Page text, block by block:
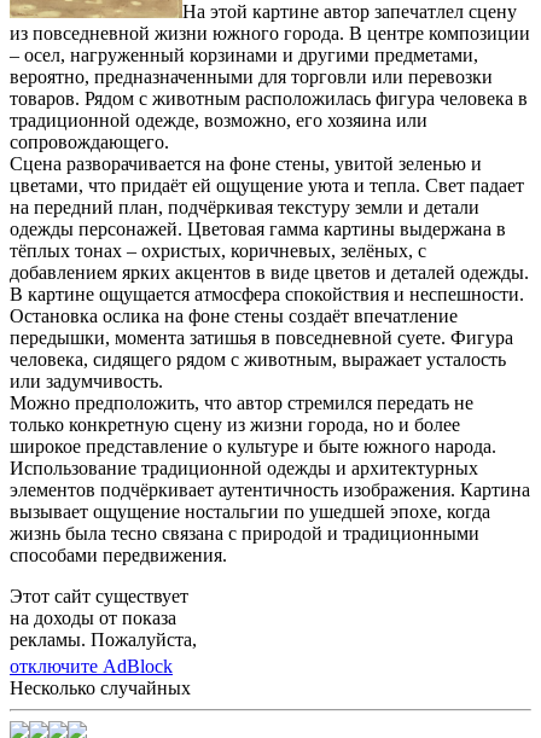
На этой картине автор запечатлел сцену
из повседневной жизни южного города. В центре композиции
– осел, нагруженный корзинами и другими предметами,
вероятно, предназначенными для торговли или перевозки
товаров. Рядом с животным расположилась фигура человека в
традиционной одежде, возможно, его хозяина или
сопровождающего.
Сцена разворачивается на фоне стены, увитой зеленью и
цветами, что придаёт ей ощущение уюта и тепла. Свет падает
на передний план, подчёркивая текстуру земли и детали
одежды персонажей. Цветовая гамма картины выдержана в
тёплых тонах – охристых, коричневых, зелёных, с
добавлением ярких акцентов в виде цветов и деталей одежды.
В картине ощущается атмосфера спокойствия и неспешности.
Остановка ослика на фоне стены создаёт впечатление
передышки, момента затишья в повседневной суете. Фигура
человека, сидящего рядом с животным, выражает усталость
или задумчивость.
Можно предположить, что автор стремился передать не
только конкретную сцену из жизни города, но и более
широкое представление о культуре и быте южного народа.
Использование традиционной одежды и архитектурных
элементов подчёркивает аутентичность изображения. Картина
вызывает ощущение ностальгии по ушедшей эпохе, когда
жизнь была тесно связана с природой и традиционными
способами передвижения.
Этот сайт существует
на доходы от показа
рекламы. Пожалуйста,
отключите AdBlock
Несколько случайных